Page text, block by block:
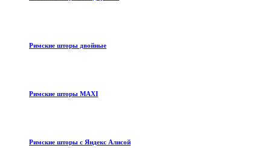
Римские шторы двойные
Римские шторы MAXI
Римские шторы с Яндекс Алисой